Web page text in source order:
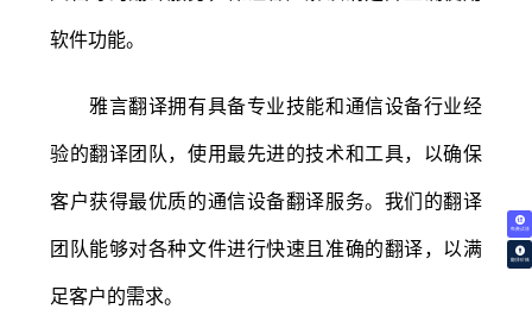
免费试译
翻译价格
软件功能。
雅言翻译拥有具备专业技能和通信设备行业经
验的翻译团队，使用最先进的技术和工具，以确保
客户获得最优质的通信设备翻译服务。我们的翻译
团队能够对各种文件进行快速且准确的翻译，以满
足客户的需求。